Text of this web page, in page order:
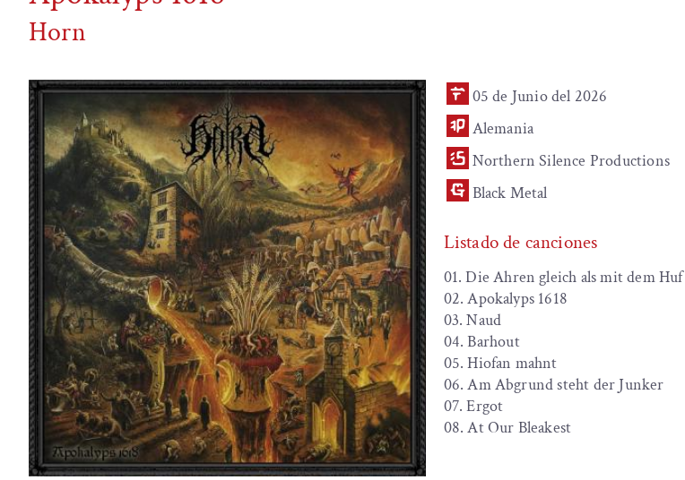
Horn
05 de Junio del 2026
Alemania
Northern Silence Productions
Black Metal
Listado de canciones
01. Die Ahren gleich als mit dem Huf
02. Apokalyps 1618
03. Naud
04. Barhout
05. Hiofan mahnt
06. Am Abgrund steht der Junker
07. Ergot
08. At Our Bleakest